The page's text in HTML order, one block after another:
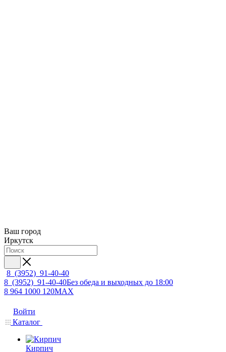
Ваш город
Иркутск
8 (3952) 91-40-40
8 (3952) 91-40-40Без обеда и выходных до 18:00
8 964 1000 120MAX
Войти
Каталог
Кирпич